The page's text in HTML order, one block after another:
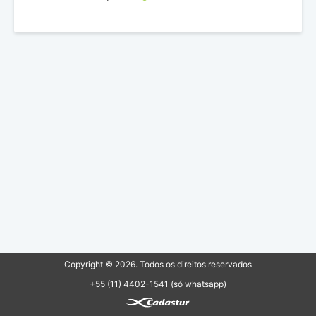
Copyright © 2026. Todos os direitos reservados
+55 (11) 4402-1541 (só whatsapp)